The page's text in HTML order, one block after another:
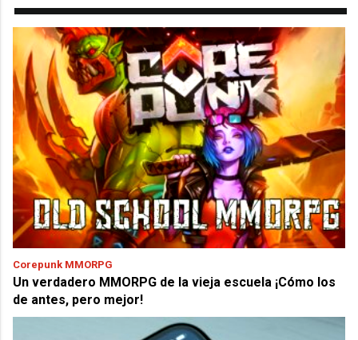
Corepunk MMORPG
Un verdadero MMORPG de la vieja escuela ¡Cómo los
de antes, pero mejor!